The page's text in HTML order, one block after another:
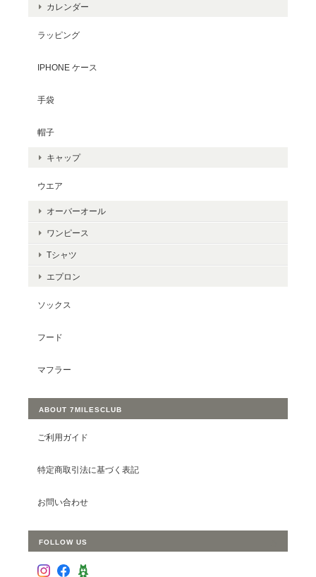
カレンダー
ラッピング
IPHONE ケース
手袋
帽子
キャップ
ウエア
オーバーオール
ワンピース
Tシャツ
エプロン
ソックス
フード
マフラー
ABOUT 7MILESCLUB
ご利用ガイド
特定商取引法に基づく表記
お問い合わせ
FOLLOW US